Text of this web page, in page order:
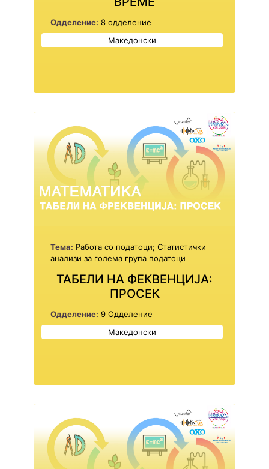
Одделение: 8 одделение
Македонски
Тема: Работа со податоци; Статистички
анализи за голема група податоци
ТАБЕЛИ НА ФЕКВЕНЦИЈА:
ПРОСЕК
Одделение: 9 Одделение
Македонски